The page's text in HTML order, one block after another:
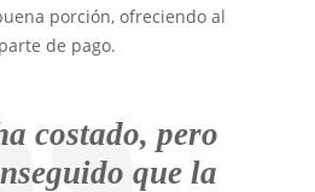
porción, ofreciendo al
de pago.
costado, pero
que la